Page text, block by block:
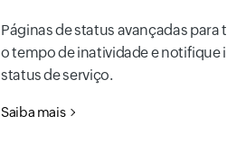
Páginas de status avançadas
o tempo de inatividade e notifique
status de serviço.
Saiba mais